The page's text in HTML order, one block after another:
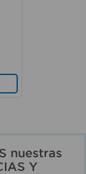
nuestras
Y